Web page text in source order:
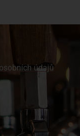
údajů